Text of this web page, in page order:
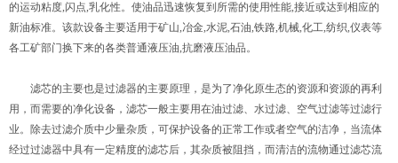
的运动粘度,闪点,乳化性。使油品迅速恢复到所需的使用性能,接近或达到相应的
新油标准。该款设备主要适用于矿山,冶金,水泥,石油,铁路,机械,化工,纺织,仪表等
各工矿部门换下来的各类普通液压油,抗磨液压油品。
滤芯的主要也是过滤器的主要原理，是为了净化原生态的资源和资源的再利
用，而需要的净化设备，滤芯一般主要用在油过滤、水过滤、空气过滤等过滤行
业。除去过滤介质中少量杂质，可保护设备的正常工作或者空气的洁净，当流体
经过过滤器中具有一定精度的滤芯后，其杂质被阻挡，而清洁的流物通过滤芯流